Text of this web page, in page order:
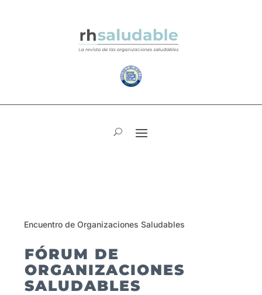
Encuentro de Organizaciones Saludables
FÓRUM DE
ORGANIZACIONES
SALUDABLES